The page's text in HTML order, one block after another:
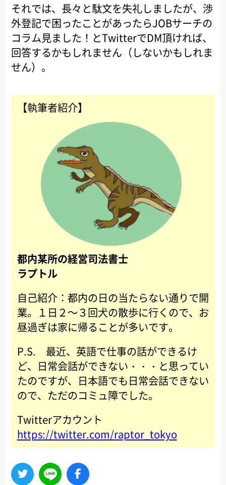
それでは、長々と駄文を失礼しましたが、渉
外登記で困ったことがあったらJOBサーチの
コラム見ました！とTwitterでDM頂ければ、
回答するかもしれません（しないかもしれま
せん）。
【執筆者紹介】
都内某所の経営司法書士
ラプトル
自己紹介：都内の日の当たらない通りで開
業。１日２～３回犬の散歩に行くので、お
昼過ぎは家に帰ることが多いです。
P.S. 最近、英語で仕事の話ができるけ
ど、日常会話ができない・・・と思ってい
たのですが、日本語でも日常会話できない
ので、ただのコミュ障でした。
Twitterアカウント
https://twitter.com/raptor_tokyo